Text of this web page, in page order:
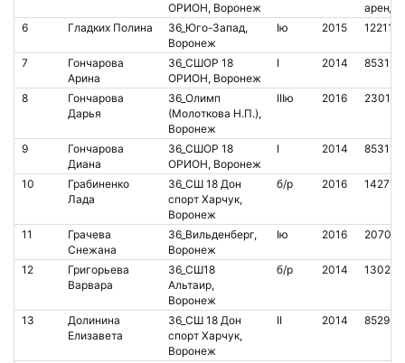
ОРИОН, Воронеж
аренда
6
Гладких Полина
36_Юго-Запад,
Воронеж
Iю 2015 122112
7
Гончарова
Арина
36_СШОР 18
ОРИОН, Воронеж
I 2014
8
Гончарова
Дарья
36_Олимп
(Молоткова Н.П.),
Воронеж
IIIю 2016
9
Гончарова
Диана
36_СШОР 18
ОРИОН, Воронеж
I 2014
10
Грабиненко
Лада
36_СШ 18 Дон
спорт Харчук,
Воронеж
б/р 2016
11
Грачева
Снежана
36_Вильденберг,
Воронеж
Iю 2016
12
Григорьева
Варвара
36_СШ18
Альтаир,
Воронеж
б/р 2014
13
Долинина
Елизавета
36_СШ 18 Дон
спорт Харчук,
Воронеж
II 2014